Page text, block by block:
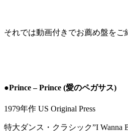
それでは動画付きでお薦め盤をご
●Prince – Prince (愛のペガサス)
1979年作 US Original Press
特大ダンス・クラシック”I Wanna